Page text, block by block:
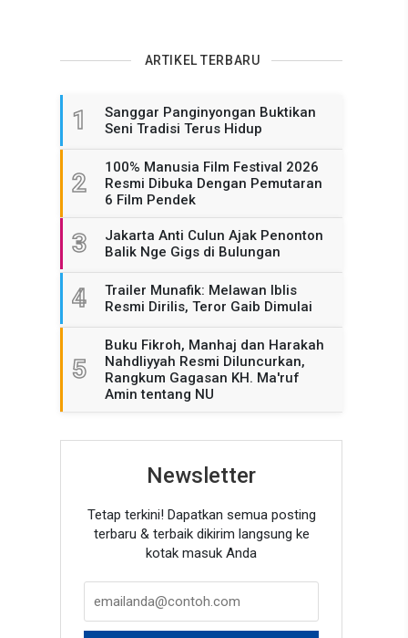
ARTIKEL TERBARU
1
Sanggar Panginyongan Buktikan
Seni Tradisi Terus Hidup
2
100% Manusia Film Festival 2026
Resmi Dibuka Dengan Pemutaran
6 Film Pendek
3
Jakarta Anti Culun Ajak Penonton
Balik Nge Gigs di Bulungan
4
Trailer Munafik: Melawan Iblis
Resmi Dirilis, Teror Gaib Dimulai
5
Buku Fikroh, Manhaj dan Harakah
Nahdliyyah Resmi Diluncurkan,
Rangkum Gagasan KH. Ma'ruf
Amin tentang NU
Newsletter
Tetap terkini! Dapatkan semua posting
terbaru & terbaik dikirim langsung ke
kotak masuk Anda